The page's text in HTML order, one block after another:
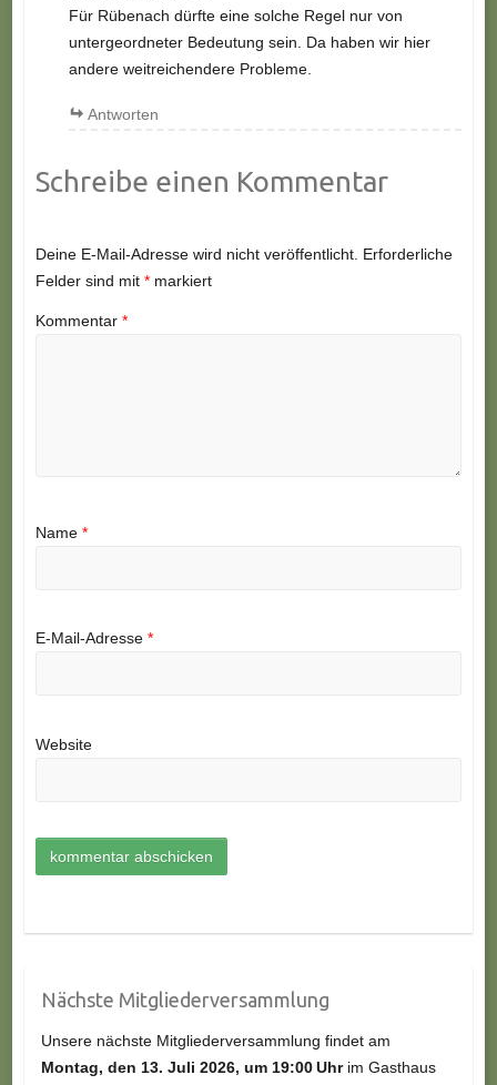
Für Rübenach dürfte eine solche Regel nur von
untergeordneter Bedeutung sein. Da haben wir hier
andere weitreichendere Probleme.
Antworten
Schreibe einen Kommentar
Deine E-Mail-Adresse wird nicht veröffentlicht. Erforderliche
Felder sind mit *markiert
Kommentar *
Name *
E-Mail-Adresse *
Website
Nächste Mitgliederversammlung
Unsere nächste Mitgliederversammlung findet am
Montag, den 13. Juli 2026, um 19:00 Uhrim Gasthaus